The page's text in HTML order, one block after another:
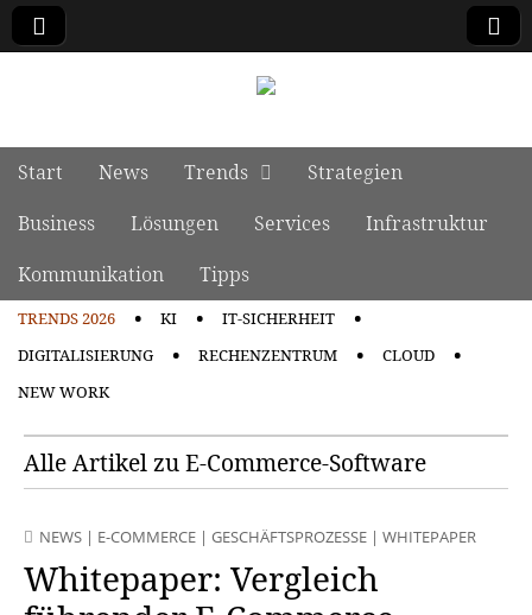
Main menu
Skip to content
Start News Trends
Strategien
Business
Lösungen Services
Infrastruktur
Kommunikation
Tipps
TRENDS 2026 KI
IT-SICHERHEIT
DIGITALISIERUNG
RECHENZENTRUM
CLOUD
NEW WORK
Alle Artikel zu E-Commerce-Software
NEWS | E-COMMERCE | GESCHÄFTSPROZESSE | WHITEPAPER
Whitepaper: Vergleich